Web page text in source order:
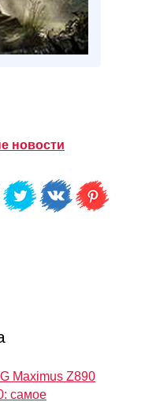
новости
Maximus Z890
самое